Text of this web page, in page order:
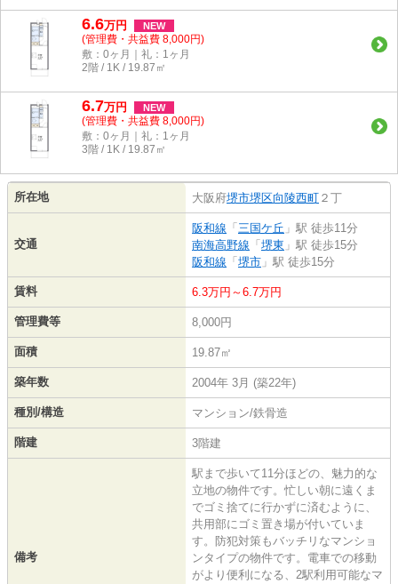
6.6万円 NEW
(管理費・共益費 8,000円)
敷：0ヶ月｜礼：1ヶ月
2階 / 1K / 19.87㎡
6.7万円 NEW
(管理費・共益費 8,000円)
敷：0ヶ月｜礼：1ヶ月
3階 / 1K / 19.87㎡
所在地 大阪府堺市堺区向陵西町 ２丁
交通
阪和線 「 三国ケ丘 」駅 徒歩11分
南海高野線 「 堺東 」駅 徒歩15分
阪和線 「 堺市 」駅 徒歩15分
賃料 6.3万円～6.7万円
管理費等 8,000円
面積 19.87㎡
築年数 2004年 3月 (築22年)
種別/構造 マンション/鉄骨造
階建 3階建
備考
駅まで歩いて11分ほどの、魅力的な
立地の物件です。忙しい朝に遠くま
でゴミ捨てに行かずに済むように、
共用部にゴミ置き場が付いていま
す。防犯対策もバッチリなマンショ
ンタイプの物件です。電車での移動
がより便利になる、2駅利用可能なマ